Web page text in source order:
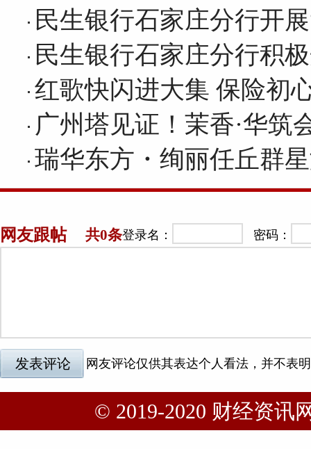
民生银行石家庄分行开
民生银行石家庄分行积
红歌快闪进大集 保险
广州塔见证！茉香·华筑
瑞华东方・绚丽任丘群
© 2019-2020 财经资讯